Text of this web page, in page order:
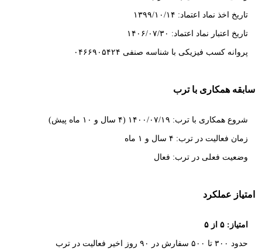
تاریخ اخذ نماد اعتماد: ۱۳۹۹/۱۰/۱۴
تاریخ اعتبار نماد اعتماد: ۱۴۰۶/۰۷/۳۰
پروانه کسب فیزیکی با شناسه صنفی ۰۴۶۶۹۰۵۴۲۴
سابقه همکاری با ترب
شروع همکاری با ترب: ۱۴۰۰/۰۷/۱۹ (۴ سال و ۱۰ ماه پیش)
زمان فعالیت در ترب: ۴ سال و ۱ ماه
وضعیت فعلی در ترب: فعال
امتیاز عملکرد
امتیاز: ۵ از ۵
حدود ۳۰۰ تا ۵۰۰ سفارش در ۹۰ روز اخیر فعالیت در ترب